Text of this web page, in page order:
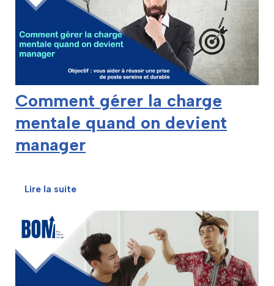
Comment gérer la charge
mentale quand on devient
manager
Lire la suite